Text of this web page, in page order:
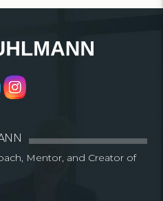
Mentor, and Creator of